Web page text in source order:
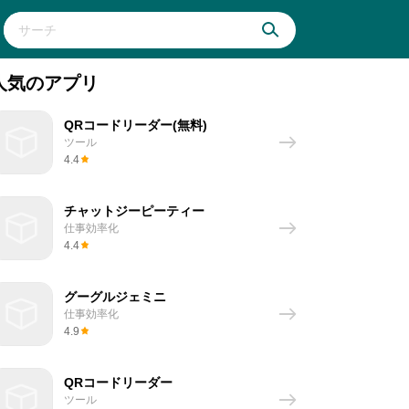
気のアプリ
QRコードリーダー(無料)
ツール
4.4
チャットジーピーティー
仕事効率化
4.4
グーグルジェミニ
仕事効率化
4.9
QRコードリーダー
ツール